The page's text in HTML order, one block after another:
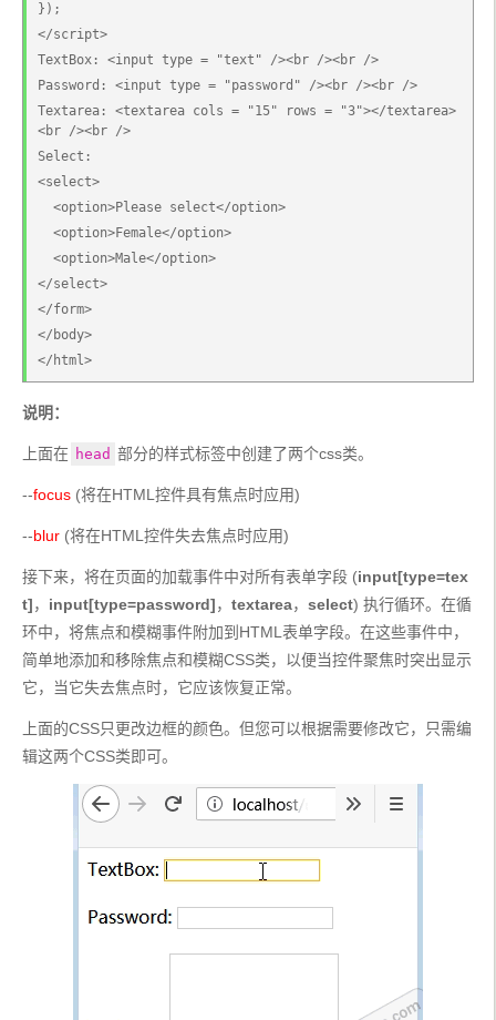
});
</script>
TextBox: <input type = "text" /><br /><br />
Password: <input type = "password" /><br /><br />
Textarea: <textarea cols = "15" rows = "3"></textarea>
<br /><br />
Select:
<select>
<option>Please select</option>
<option>Female</option>
<option>Male</option>
</select>
</form>
</body>
</html>
说明：
上面在 head 部分的样式标签中创建了两个css类。
--focus (将在HTML控件具有焦点时应用)
--blur (将在HTML控件失去焦点时应用)
接下来，将在页面的加载事件中对所有表单字段 (input[type=tex
t]， input[type=password]， textarea， select) 执行循环。在循
环中，将焦点和模糊事件附加到HTML表单字段。在这些事件中，
简单地添加和移除焦点和模糊CSS类，以便当控件聚焦时突出显示
它，当它失去焦点时，它应该恢复正常。
上面的CSS只更改边框的颜色。但您可以根据需要修改它，只需编
辑这两个CSS类即可。